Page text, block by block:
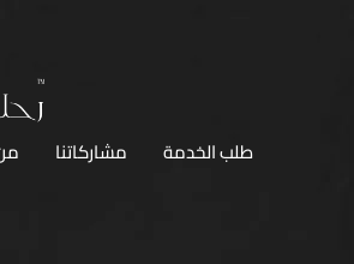
طلب الخدمة مشاركاتنا